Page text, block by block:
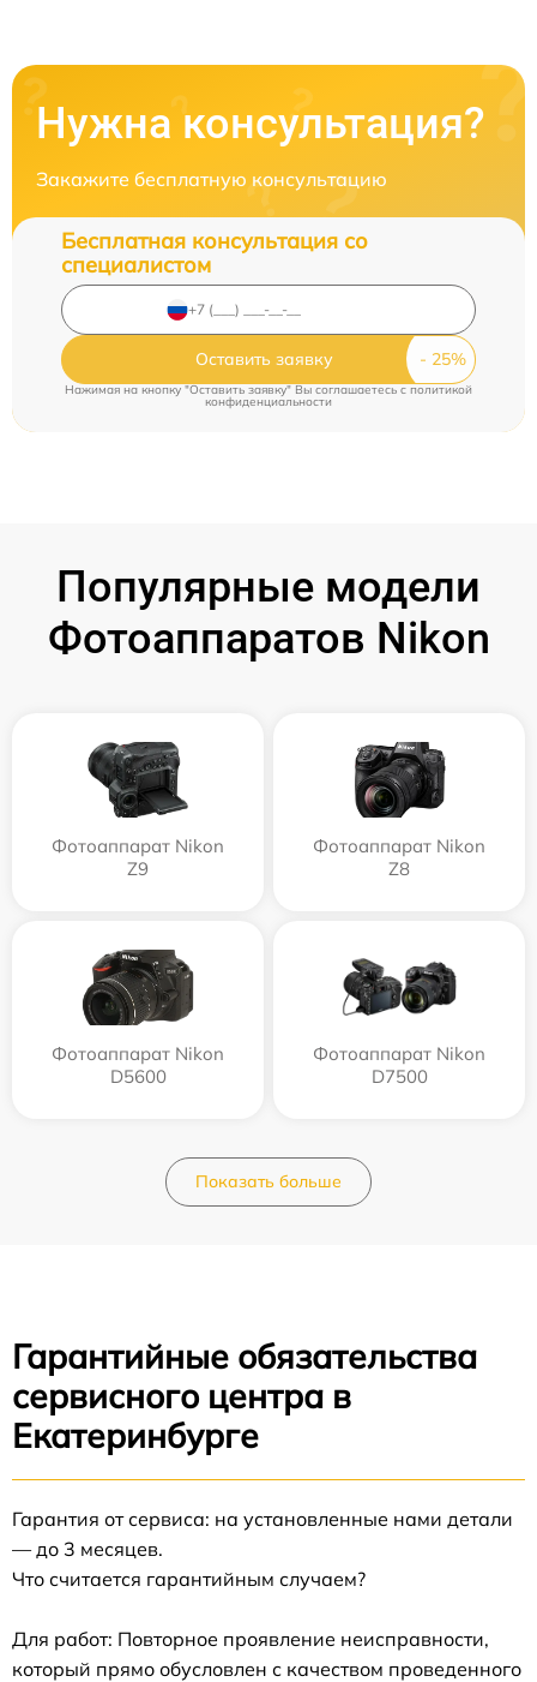
Нужна консультация?
Закажите бесплатную консультацию
Бесплатная консультация со
специалистом
Оставить заявку
Нажимая на кнопку "Оставить заявку" Вы соглашаетесь cполитикой
конфиденциальности
Популярные модели
Фотоаппаратов Nikon
Фотоаппарат Nikon
Z9
Фотоаппарат Nikon
Z8
Фотоаппарат Nikon
D5600
Фотоаппарат Nikon
D7500
Показать больше
Гарантийные обязательства
сервисного центра в
Екатеринбурге
Гарантия от сервиса: на установленные нами детали
— до 3 месяцев.
Что считается гарантийным случаем?
Для работ: Повторное проявление неисправности,
который прямо обусловлен с качеством проведенного